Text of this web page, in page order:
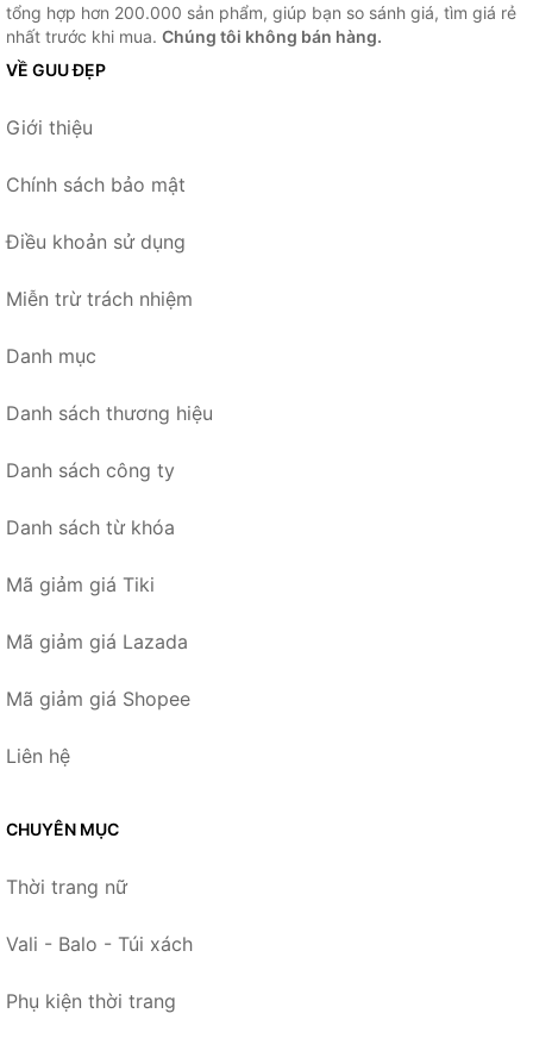
tổng hợp hơn 200.000 sản phẩm, giúp bạn so sánh giá, tìm giá rẻ
nhất trước khi mua. Chúng tôi không bán hàng.
VỀ GUU ĐẸP
Giới thiệu
Chính sách bảo mật
Điều khoản sử dụng
Miễn trừ trách nhiệm
Danh mục
Danh sách thương hiệu
Danh sách công ty
Danh sách từ khóa
Mã giảm giá Tiki
Mã giảm giá Lazada
Mã giảm giá Shopee
Liên hệ
CHUYÊN MỤC
Thời trang nữ
Vali - Balo - Túi xách
Phụ kiện thời trang